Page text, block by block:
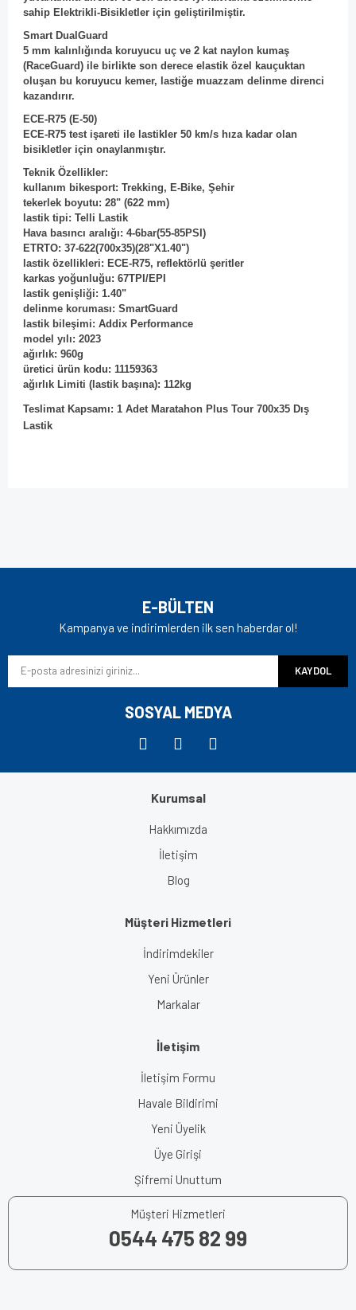
sahip Elektrikli-Bisikletler için geliştirilmiştir.
Smart DualGuard
5 mm kalınlığında koruyucu uç ve 2 kat naylon kumaş
(RaceGuard) ile birlikte son derece elastik özel kauçuktan
oluşan bu koruyucu kemer, lastiğe muazzam delinme direnci
kazandırır.
ECE-R75 (E-50)
ECE-R75 test işareti ile lastikler 50 km/s hıza kadar olan
bisikletler için onaylanmıştır.
Teknik Özellikler:
kullanım bikesport: Trekking, E-Bike, Şehir
tekerlek boyutu: 28" (622 mm)
lastik tipi: Telli Lastik
Hava basıncı aralığı: 4-6bar(55-85PSI)
ETRTO: 37-622(700x35)(28"X1.40")
lastik özellikleri: ECE-R75, reflektörlü şeritler
karkas yoğunluğu: 67TPI/EPI
lastik genişliği: 1.40"
delinme koruması: SmartGuard
lastik bileşimi: Addix Performance
model yılı: 2023
ağırlık: 960g
üretici ürün kodu: 11159363
ağırlık Limiti (lastik başına): 112kg
Teslimat Kapsamı: 1 Adet Maratahon Plus Tour 700x35 Dış
Lastik
Ürün resmi kalitesiz, bozuk veya görüntülenemiyor.
Ürün açıklamasında eksik bilgiler bulunuyor.
Ürün fiyatı diğer sitelerden daha pahalı.
E-BÜLTEN
Kampanya ve indirimlerden ilk sen haberdar ol!
KAYDOL
SOSYAL MEDYA
Kurumsal
Hakkımızda
İletişim
Blog
Müşteri Hizmetleri
İndirimdekiler
Yeni Ürünler
Markalar
İletişim
İletişim Formu
Havale Bildirimi
Yeni Üyelik
Üye Girişi
Şifremi Unuttum
Müşteri Hizmetleri
0544 475 82 99